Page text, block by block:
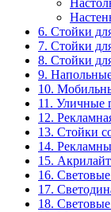
6. Стойки
7. Стойки
8. Стойки
9.
10.
11. Уличные
12.
13. Стойки
14.
15.
16.
17.
18.